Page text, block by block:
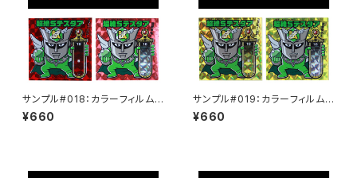
サンプル#018：カラーフィルム /
インクジェット2枚セット
¥660
サンプル#019：カラーフィルム /
インクジェット2枚セット
¥660